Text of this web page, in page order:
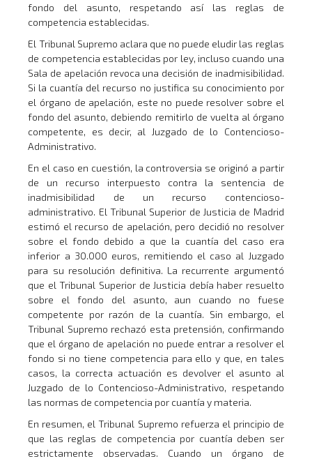
fondo del asunto, respetando así las reglas de
competencia establecidas.
El Tribunal Supremo aclara que no puede eludir las reglas
de competencia establecidas por ley, incluso cuando una
Sala de apelación revoca una decisión de inadmisibilidad.
Si la cuantía del recurso no justifica su conocimiento por
el órgano de apelación, este no puede resolver sobre el
fondo del asunto, debiendo remitirlo de vuelta al órgano
competente, es decir, al Juzgado de lo Contencioso-
Administrativo.
En el caso en cuestión, la controversia se originó a partir
de un recurso interpuesto contra la sentencia de
inadmisibilidad de un recurso contencioso-
administrativo. El Tribunal Superior de Justicia de Madrid
estimó el recurso de apelación, pero decidió no resolver
sobre el fondo debido a que la cuantía del caso era
inferior a 30.000 euros, remitiendo el caso al Juzgado
para su resolución definitiva. La recurrente argumentó
que el Tribunal Superior de Justicia debía haber resuelto
sobre el fondo del asunto, aun cuando no fuese
competente por razón de la cuantía. Sin embargo, el
Tribunal Supremo rechazó esta pretensión, confirmando
que el órgano de apelación no puede entrar a resolver el
fondo si no tiene competencia para ello y que, en tales
casos, la correcta actuación es devolver el asunto al
Juzgado de lo Contencioso-Administrativo, respetando
las normas de competencia por cuantía y materia.
En resumen, el Tribunal Supremo refuerza el principio de
que las reglas de competencia por cuantía deben ser
estrictamente observadas. Cuando un órgano de